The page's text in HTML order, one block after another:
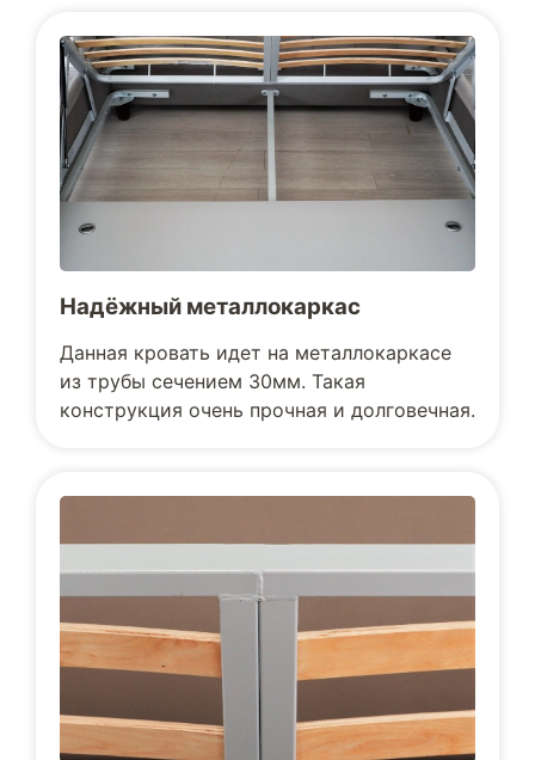
Надёжный металлокаркас
Данная кровать идет на металлокаркасе
из трубы сечением 30мм. Такая
конструкция очень прочная и долговечная.